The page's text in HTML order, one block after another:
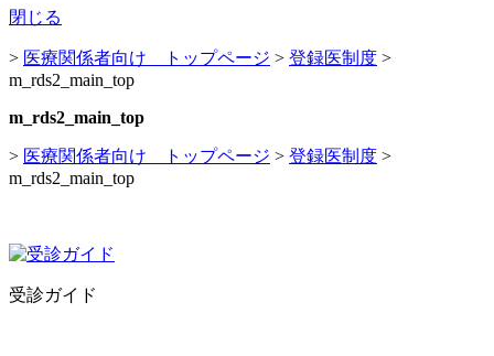
閉じる
> 医療関係者向け トップページ > 登録医制度 >
m_rds2_main_top
m_rds2_main_top
> 医療関係者向け トップページ > 登録医制度 >
m_rds2_main_top
受診ガイド